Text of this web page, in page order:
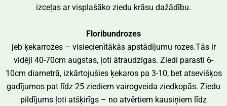
izceļas ar visplašāko ziedu krāsu dažādību.
Floribundrozes
jeb ķekarrozes – visiecienītākās apstādījumu rozes.Tās ir
vidēji 40-70cm augstas, ļoti ātraudzīgas. Ziedi parasti 6-
10cm diametrā, izkārtojušies ķekaros pa 3-10, bet atsevišķos
gadījumos pat līdz 25 ziediem vairogveida ziedkopās. Ziedu
pildījums ļoti atšķirīgs – no atvērtiem kausiņiem līdz